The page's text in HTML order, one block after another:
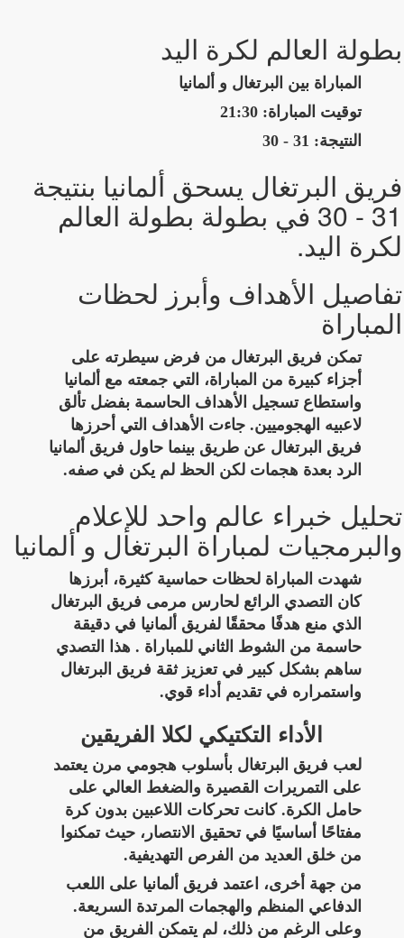
بطولة العالم لكرة اليد
المباراة بين البرتغال و ألمانيا
توقيت المباراة: 21:30
النتيجة: 31 - 30
فريق البرتغال يسحق ألمانيا بنتيجة
31 - 30 في بطولة بطولة العالم
لكرة اليد.
تفاصيل الأهداف وأبرز لحظات
المباراة
تمكن فريق البرتغال من فرض سيطرته على
أجزاء كبيرة من المباراة، التي جمعته مع ألمانيا
واستطاع تسجيل الأهداف الحاسمة بفضل تألق
لاعبيه الهجوميين. جاءت الأهداف التي أحرزها
فريق البرتغال عن طريق بينما حاول فريق ألمانيا
الرد بعدة هجمات لكن الحظ لم يكن في صفه.
تحليل خبراء عالم واحد للإعلام
والبرمجيات لمباراة البرتغال و ألمانيا
شهدت المباراة لحظات حماسية كثيرة، أبرزها
كان التصدي الرائع لحارس مرمى فريق البرتغال
الذي منع هدفًا محققًا لفريق ألمانيا في دقيقة
حاسمة من الشوط الثاني للمباراة . هذا التصدي
ساهم بشكل كبير في تعزيز ثقة فريق البرتغال
واستمراره في تقديم أداء قوي.
الأداء التكتيكي لكلا الفريقين
لعب فريق البرتغال بأسلوب هجومي مرن يعتمد
على التمريرات القصيرة والضغط العالي على
حامل الكرة. كانت تحركات اللاعبين بدون كرة
مفتاحًا أساسيًا في تحقيق الانتصار، حيث تمكنوا
من خلق العديد من الفرص التهديفية.
من جهة أخرى، اعتمد فريق ألمانيا على اللعب
الدفاعي المنظم والهجمات المرتدة السريعة.
وعلى الرغم من ذلك، لم يتمكن الفريق من